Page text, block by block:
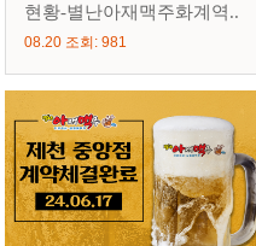
현황-별난아재맥주화계역..
08.20 조회: 981